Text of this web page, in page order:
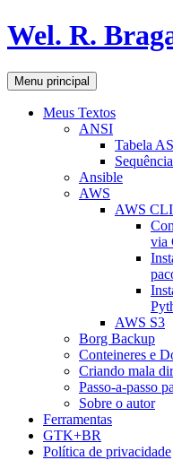
Pular
para
conteúdo
Wel. R.
Pesquisar
Menu principal
Meus Textos
ANSI
Tabela
Ansible
AWS
AWS CLI
via
AWS S3
Borg Backup
Conteineres e
Criando mala
Passo-a-passo
Sobre o autor
Ferramentas
GTK+BR
Política de privacidade